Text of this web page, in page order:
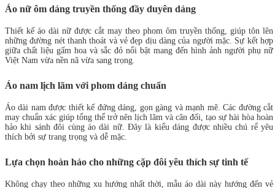
Áo nữ ôm dáng truyền thống đầy duyên dáng
Thiết kế áo dài nữ được cắt may theo phom ôm truyền thống, giúp tôn lên
những đường nét thanh thoát và vẻ đẹp dịu dàng của người mặc. Sự kết hợp
giữa chất liệu gấm hoa và sắc đỏ nổi bật mang đến hình ảnh người phụ nữ
Việt Nam vừa nền nã vừa sang trọng.
Áo nam lịch lãm với phom dáng chuẩn
Áo dài nam được thiết kế đứng dáng, gọn gàng và mạnh mẽ. Các đường cắt
may chuẩn xác giúp tổng thể trở nên lịch lãm và cân đối, tạo sự hài hòa hoàn
hảo khi sánh đôi cùng áo dài nữ. Đây là kiểu dáng được nhiều chú rể yêu
thích bởi sự trang trọng và dễ mặc.
Lựa chọn hoàn hảo cho những cặp đôi yêu thích sự tinh tế
Không chạy theo những xu hướng nhất thời, mẫu áo dài này hướng đến vẻ